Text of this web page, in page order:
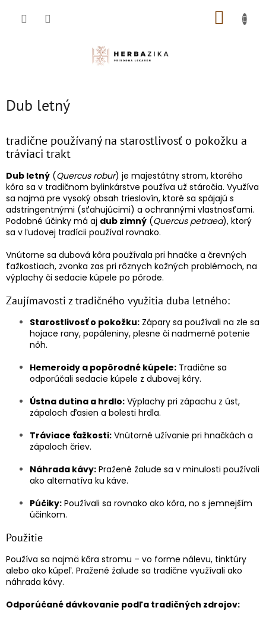
Dub letný
tradične používaný na starostlivosť o pokožku a
tráviaci trakt
Dub letný (Quercus robur) je majestátny strom, ktorého
kôra sa v tradičnom bylinkárstve používa už stáročia. Využíva
sa najmä pre vysoký obsah trieslovín, ktoré sa spájajú s
adstringentnými (sťahujúcimi) a ochrannými vlastnosťami.
Podobné účinky má aj dub zimný (Quercus petraea), ktorý
sa v ľudovej tradícii používal rovnako.
Vnútorne sa dubová kôra používala pri hnačke a črevných
ťažkostiach, zvonka zas pri rôznych kožných problémoch, na
výplachy či sedacie kúpele po pôrode.
Zaujímavosti z tradičného využitia duba letného:
Starostlivosť o pokožku: Zápary sa používali na zle sa
hojace rany, popáleniny, plesne či nadmerné potenie
nôh.
Hemeroidy a popôrodné kúpele: Tradične sa
odporúčali sedacie kúpele z dubovej kôry.
Ústna dutina a hrdlo: Výplachy pri zápachu z úst,
zápaloch ďasien a bolesti hrdla.
Tráviace ťažkosti: Vnútorné užívanie pri hnačkách a
zápaloch čriev.
Náhrada kávy: Pražené žalude sa v minulosti používali
ako alternatíva ku káve.
Púčiky: Používali sa rovnako ako kôra, no s jemnejším
účinkom.
Použitie
Používa sa najmä kôra stromu – vo forme nálevu, tinktúry
alebo ako kúpeľ. Pražené žalude sa tradične využívali ako
náhrada kávy.
Odporúčané dávkovanie podľa tradičných zdrojov: